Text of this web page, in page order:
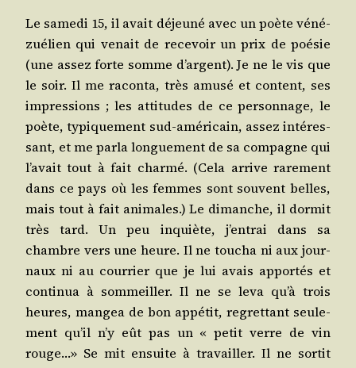
Le same­di 15, il avait déjeu­né avec un poète véné­
zué­lien qui venait de rece­voir un prix de poé­sie
(une assez forte somme d’argent). Je ne le vis que
le soir. Il me racon­ta, très amu­sé et content, ses
impres­sions ; les atti­tudes de ce per­son­nage, le
poète, typi­que­ment sud-amé­ri­cain, assez inté­res­
sant, et me par­la lon­gue­ment de sa com­pagne qui
l’avait tout à fait char­mé. (Cela arrive rare­ment
dans ce pays où les femmes sont sou­vent belles,
mais tout à fait ani­males.) Le dimanche, il dor­mit
très tard. Un peu inquiète, j’entrai dans sa
chambre vers une heure. Il ne tou­cha ni aux jour­
naux ni au cour­rier que je lui avais appor­tés et
conti­nua à som­meiller. Il ne se leva qu’à trois
heures, man­gea de bon appé­tit, regret­tant seule­
ment qu’il n’y eût pas un « petit verre de vin
rouge…» Se mit ensuite à tra­vailler. Il ne sor­tit